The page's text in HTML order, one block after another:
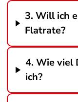
3. Will ich
Flatrate?
4. Wie viel
ich?